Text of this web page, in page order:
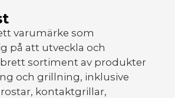
varumärke som
på att utveckla och
sortiment av produkter
och grillning, inklusive
kontaktgrillar,